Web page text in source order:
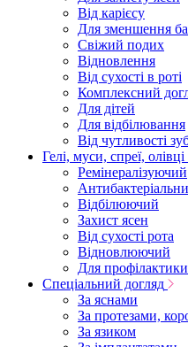
Від карієсу
Для зменшення
Свіжий подих
Відновлення
Від сухості в роті
Комплексний
Для дітей
Для відбілювання
Від чутливості
Гелі, муси, спреї, олівці
Ремінералізуючий
Відбілюючий
Захист ясен
Від сухості рота
Відновлюючий
Для профілактики
Спеціальний догляд
За яснами
За протезами,
За язиком